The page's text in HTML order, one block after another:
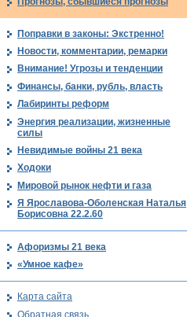
Поправки в законы: Экстренно!
Новости, комментарии, ремарки
Внимание! Угрозы и тенденции
Финансы, банки, рубль, власть
Лабиринты реформ
Энергия реализации, жизненные
силы
Невидимые войны 21 века
Ходоки
Мировой рынок нефти и газа
Я Ярославова-Оболенская Наталья
Борисовна 22.2.60
Афоризмы 21 века
«Умное кафе»
Карта сайта
Обратная связь